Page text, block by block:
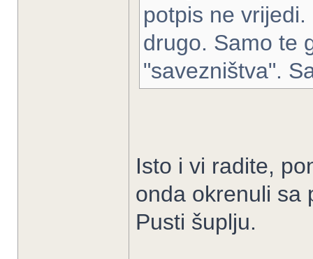
potpis ne
drugo. Samo te
"savezništva".
Isto i vi radite,
onda okrenuli sa
Pusti šuplju.